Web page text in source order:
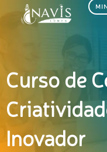
Curso de
Inovador